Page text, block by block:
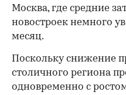
Москва, где средние
новостроек немного
месяц.
Поскольку снижение
столичного региона
одновременно с